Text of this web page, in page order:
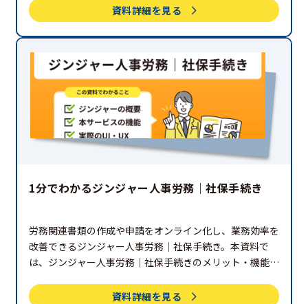
対応でき、 あわせて業務効率化にもつながる「電帳法プ
ラン」を提供しています。電子帳簿保存法への対応にお悩
みの方はぜひご覧ください。
資料詳細を見る
1分でわかるジンジャー人事労務｜社保手続き
労務関連書類の作成や申請をオンライン化し、業務効率を
改善できるジンジャー人事労務｜社保手続き。本資料で
は、ジンジャー人事労務｜社保手続きのメリット・機能・
資料詳細を見る